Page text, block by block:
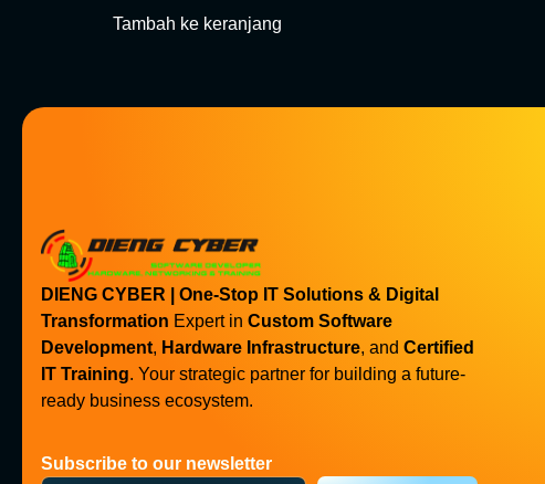
Tambah ke keranjang
DIENG CYBER | One-Stop IT Solutions & Digital
Transformation Expert in Custom Software
Development, Hardware Infrastructure, and Certified
IT Training. Your strategic partner for building a future-
ready business ecosystem.
Subscribe to our newsletter